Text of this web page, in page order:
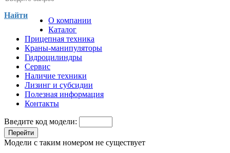
Найти
О компании
Каталог
Прицепная техника
Краны-манипуляторы
Гидроцилиндры
Сервис
Наличие техники
Лизинг и субсидии
Полезная информация
Контакты
Введите код модели:
Перейти
Модели с таким номером не существует